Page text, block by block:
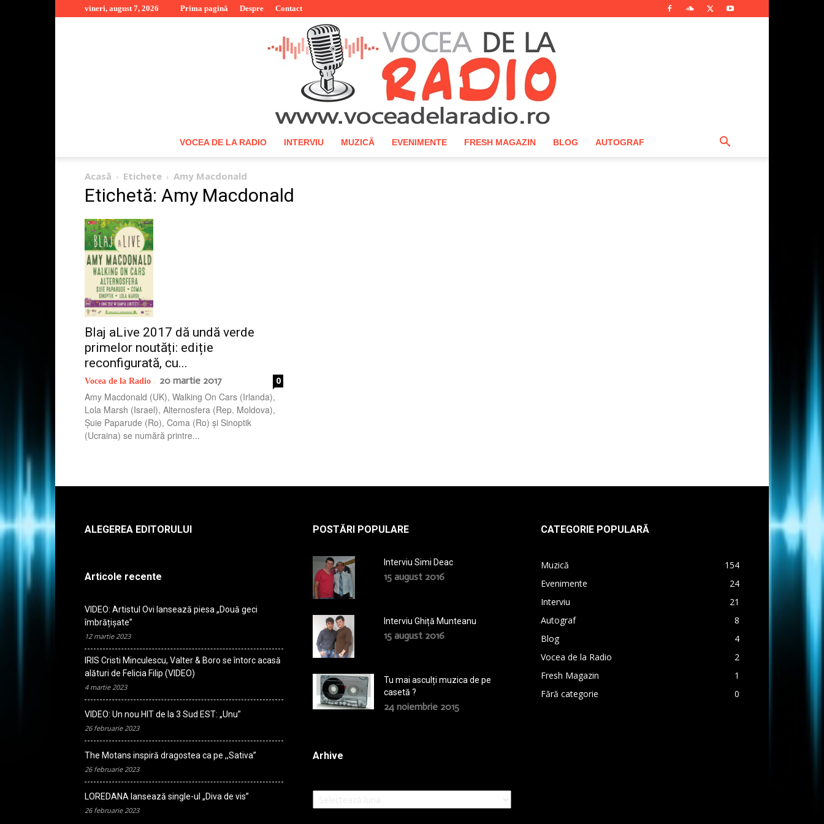
vineri, august 7, 2026 Prima pagină Despre Contact
VOCEA DE LA RADIO INTERVIU MUZICĂ EVENIMENTE FRESH MAGAZIN BLOG AUTOGRAF
Acasă Etichete Amy Macdonald
Etichetă: Amy Macdonald
Blaj aLive 2017 dă undă verde
primelor noutăți: ediție
reconfigurată, cu...
Vocea de la Radio - 20 martie 2017 0
Amy Macdonald (UK), Walking On Cars (Irlanda),
Lola Marsh (Israel), Alternosfera (Rep. Moldova),
Șuie Paparude (Ro), Coma (Ro) și Sinoptik
(Ucraina) se numără printre...
ALEGEREA EDITORULUI
Articole recente
VIDEO: Artistul Ovi lansează piesa „Două geci
îmbrățișate”
12 martie 2023
IRIS Cristi Minculescu, Valter & Boro se întorc acasă
alături de Felicia Filip (VIDEO)
4 martie 2023
VIDEO: Un nou HIT de la 3 Sud EST: „Unu”
26 februarie 2023
The Motans inspiră dragostea ca pe ,,Sativa”
26 februarie 2023
LOREDANA lansează single-ul „Diva de vis”
26 februarie 2023
POSTĂRI POPULARE
Interviu Simi Deac
15 august 2016
Interviu Ghiță Munteanu
15 august 2016
Tu mai asculți muzica de pe
casetă ?
24 noiembrie 2015
Arhive
Arhive
CATEGORIE POPULARĂ
Muzică
154
Evenimente
24
Interviu
21
Autograf
8
Blog
4
Vocea de la Radio
2
Fresh Magazin
1
Fără categorie
0